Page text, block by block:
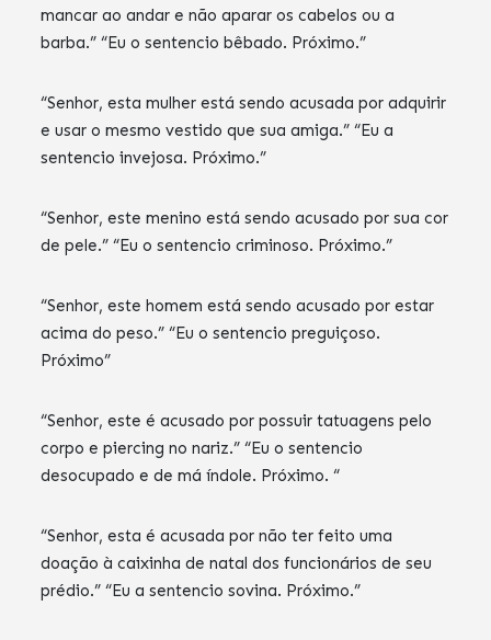
mancar ao andar e não aparar os cabelos ou a
barba.” “Eu o sentencio bêbado. Próximo.”
“Senhor, esta mulher está sendo acusada por adquirir
e usar o mesmo vestido que sua amiga.” “Eu a
sentencio invejosa. Próximo.”
“Senhor, este menino está sendo acusado por sua cor
de pele.” “Eu o sentencio criminoso. Próximo.”
“Senhor, este homem está sendo acusado por estar
acima do peso.” “Eu o sentencio preguiçoso.
Próximo”
“Senhor, este é acusado por possuir tatuagens pelo
corpo e piercing no nariz.” “Eu o sentencio
desocupado e de má índole. Próximo. “
“Senhor, esta é acusada por não ter feito uma
doação à caixinha de natal dos funcionários de seu
prédio.” “Eu a sentencio sovina. Próximo.”